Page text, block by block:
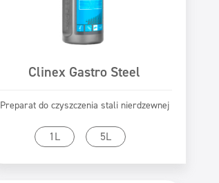
Clinex Gastro Steel
Preparat do czyszczenia stali nierdzewnej
1L 5L
Przejdź do produktu